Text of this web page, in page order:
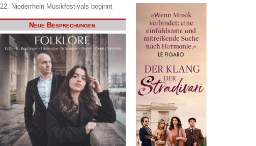
22. Niederrhein Musikfestivals beginnt
Neue Besprechungen